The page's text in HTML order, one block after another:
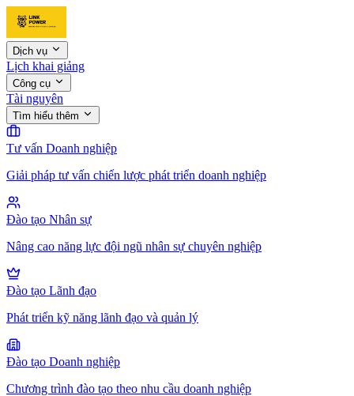
Dịch vụ
Lịch khai giảng
Công cụ
Tài nguyên
Tìm hiểu thêm
Tư vấn Doanh nghiệp
Giải pháp tư vấn chiến lược phát triển doanh nghiệp
Đào tạo Nhân sự
Nâng cao năng lực đội ngũ nhân sự chuyên nghiệp
Đào tạo Lãnh đạo
Phát triển kỹ năng lãnh đạo và quản lý
Đào tạo Doanh nghiệp
Chương trình đào tạo theo nhu cầu doanh nghiệp